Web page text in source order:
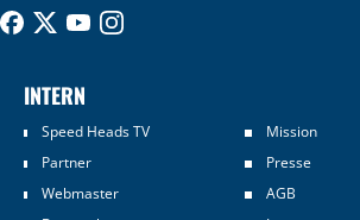
INTERN
Speed Heads TV
Mission
Partner
Presse
Webmaster
AGB